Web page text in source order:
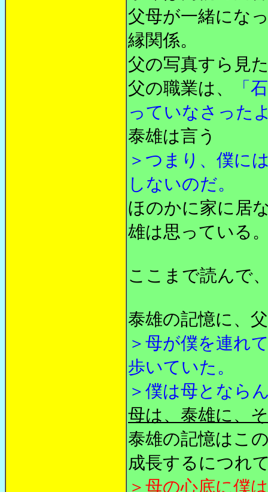
父母が一緒にな
縁関係。
父の写真すら見
父の職業は、
「
っていなさった
泰雄は言う
＞つまり、僕に
しないのだ。
ほのかに家に居
雄は思っている
ここまで読んで
泰雄の記憶に、
＞母が僕を連れ
歩いていた。
＞僕は母となら
母は、泰雄に、
泰雄の記憶はこ
成長するにつれ
＞母の心底に僕